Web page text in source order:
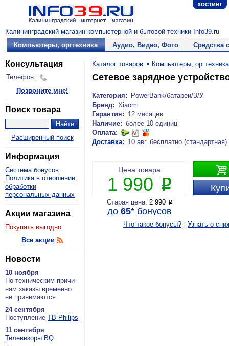
хостинг
Калининградский магазин компьютерной и бытовой техники Info39.ru
Компьютеры, оргтехника
Аудио, Видео, Фото Средства
Консультация
Телефон:
Позвоните мне!
Поиск товара
Расширенный поиск
Информация
Система бонусов
Политика в отношении
обработки
персональных данных
Акции магазина
Покупать выгодно
Все акции
Новости
10 ноября
По тех­ни­че­ским при­чи­
нам за­ка­зы вре­мен­но
не при­ни­ма­ют­ся.
24 сентября
По­ступ­ле­ние ТВ Philips
11 сентября
Теле­ви­зо­ры BQ
Каталог товаров Компьютеры, оргтехника
Сетевое зарядное
Категория:
PowerBank/батареи/З/У
Бренд: Xiaomi
Гарантия: 12 месяцев
Наличие: более 10 единиц
Оплата:
Доставка: 10 авг. бесплатно (стандартная)

Цена товара
1 990 P
Старая цена: 2 990P
до 65*бонусов
Что такое бонусы? · Узнать о